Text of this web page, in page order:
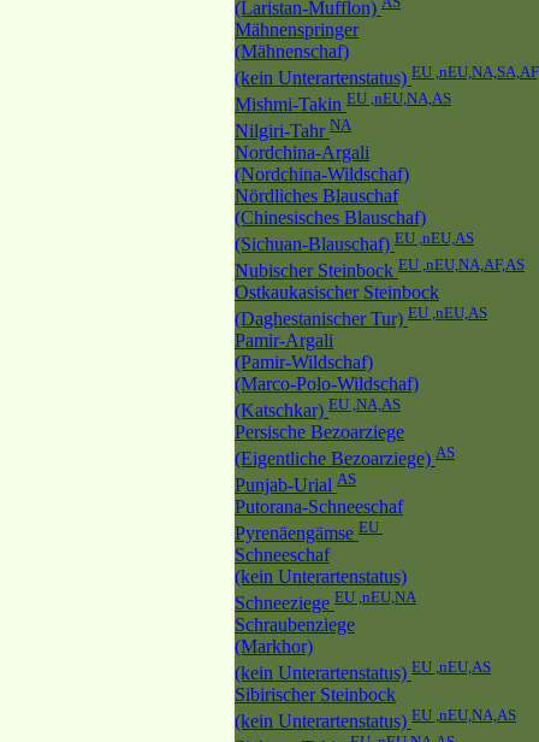
(Laristan-Mufflon)
Mähnenspringer
(Mähnenschaf)
(kein Unterartenstatus) EU
Mishmi-Takin EU ,nEU,NA,AS
Nilgiri-Tahr NA
Nordchina-Argali
(Nordchina-Wildschaf)
Nördliches Blauschaf
(Chinesisches Blauschaf)
(Sichuan-Blauschaf) EU ,nEU,AS
Nubischer Steinbock EU ,nEU,NA,AF,AS
Ostkaukasischer Steinbock
(Daghestanischer Tur) EU ,nEU,AS
Pamir-Argali
(Pamir-Wildschaf)
(Marco-Polo-Wildschaf)
(Katschkar) EU ,NA,AS
Persische Bezoarziege
(Eigentliche Bezoarziege) AS
Punjab-Urial AS
Putorana-Schneeschaf
Pyrenäengämse EU
Schneeschaf
(kein Unterartenstatus)
Schneeziege EU ,nEU,NA
Schraubenziege
(Markhor)
(kein Unterartenstatus) EU ,nEU,AS
Sibirischer Steinbock
(kein Unterartenstatus) EU ,nEU,NA,AS